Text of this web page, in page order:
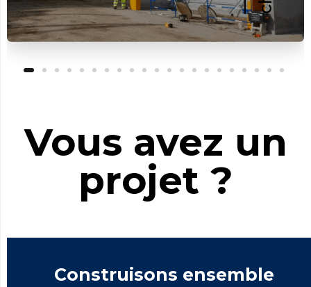
Vous avez un
projet ?
Construisons ensemble